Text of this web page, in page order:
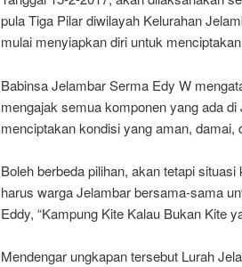
pula Tiga Pilar diwilayah Kelurahan
mulai menyiapkan diri untuk
Babinsa Jelambar Serma Edy W
mengajak semua komponen yang ada
menciptakan kondisi yang aman, damai,
Boleh berbeda pilihan, akan tetapi
harus warga Jelambar bersama-sama
Eddy, “Kampung Kite Kalau Bukan Kite
Mendengar ungkapan tersebut Lurah